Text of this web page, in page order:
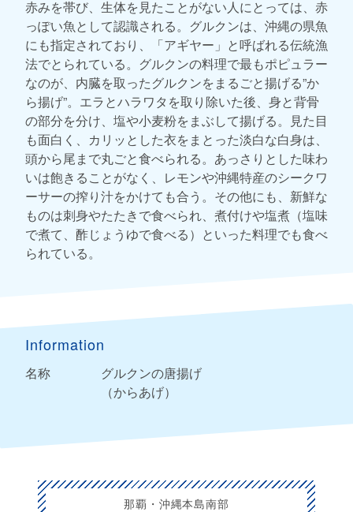
赤みを帯び、生体を見たことがない人にとっては、赤
っぽい魚として認識される。グルクンは、沖縄の県魚
にも指定されており、「アギヤー」と呼ばれる伝統漁
法でとられている。グルクンの料理で最もポピュラー
なのが、内臓を取ったグルクンをまるごと揚げる”か
ら揚げ”。エラとハラワタを取り除いた後、身と背骨
の部分を分け、塩や小麦粉をまぶして揚げる。見た目
も面白く、カリッとした衣をまとった淡白な白身は、
頭から尾まで丸ごと食べられる。あっさりとした味わ
いは飽きることがなく、レモンや沖縄特産のシークワ
ーサーの搾り汁をかけても合う。その他にも、新鮮な
ものは刺身やたたきで食べられ、煮付けや塩煮（塩味
で煮て、酢じょうゆで食べる）といった料理でも食べ
られている。
Information
名称
グルクンの唐揚げ
（からあげ）
那覇・沖縄本島南部